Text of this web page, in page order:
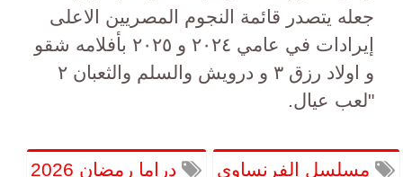
جعله يتصدر قائمة النجوم المصريين الاعلى
إيرادات في عامي ٢٠٢٤ و ٢٠٢٥ بأفلامه شقو
و اولاد رزق ٣ و درويش والسلم والثعبان ٢
"لعب عيال.
مسلسل الفرنساوي دراما رمضان 2026